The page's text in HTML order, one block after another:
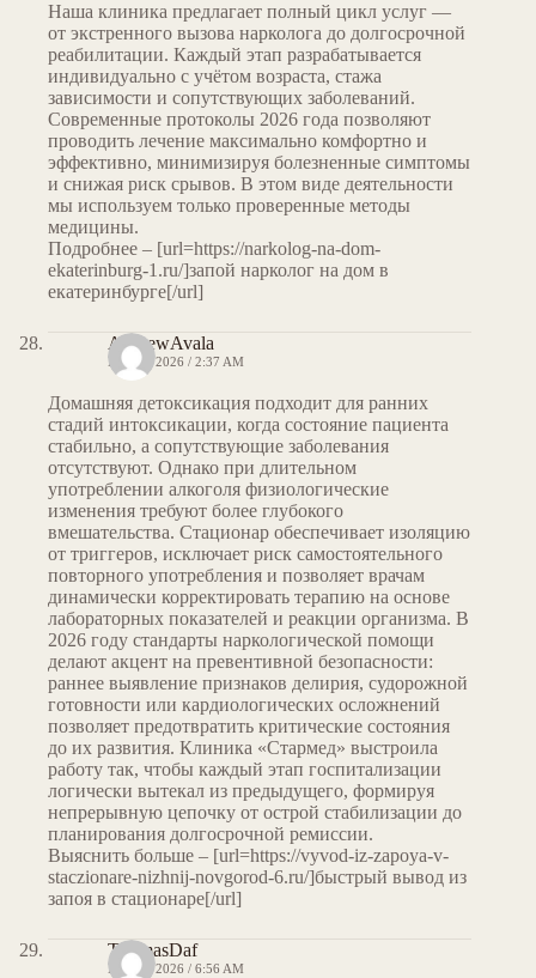
Наша клиника предлагает полный цикл услуг —
от экстренного вызова нарколога до долгосрочной
реабилитации. Каждый этап разрабатывается
индивидуально с учётом возраста, стажа
зависимости и сопутствующих заболеваний.
Современные протоколы 2026 года позволяют
проводить лечение максимально комфортно и
эффективно, минимизируя болезненные симптомы
и снижая риск срывов. В этом виде деятельности
мы используем только проверенные методы
медицины.
Подробнее – [url=https://narkolog-na-dom-
ekaterinburg-1.ru/]запой нарколог на дом в
екатеринбурге[/url]
AndrewAvala
MAY 8, 2026 / 2:37 AM
Домашняя детоксикация подходит для ранних
стадий интоксикации, когда состояние пациента
стабильно, а сопутствующие заболевания
отсутствуют. Однако при длительном
употреблении алкоголя физиологические
изменения требуют более глубокого
вмешательства. Стационар обеспечивает изоляцию
от триггеров, исключает риск самостоятельного
повторного употребления и позволяет врачам
динамически корректировать терапию на основе
лабораторных показателей и реакции организма. В
2026 году стандарты наркологической помощи
делают акцент на превентивной безопасности:
раннее выявление признаков делирия, судорожной
готовности или кардиологических осложнений
позволяет предотвратить критические состояния
до их развития. Клиника «Стармед» выстроила
работу так, чтобы каждый этап госпитализации
логически вытекал из предыдущего, формируя
непрерывную цепочку от острой стабилизации до
планирования долгосрочной ремиссии.
Выяснить больше – [url=https://vyvod-iz-zapoya-v-
staczionare-nizhnij-novgorod-6.ru/]быстрый вывод из
запоя в стационаре[/url]
ThomasDaf
MAY 8, 2026 / 6:56 AM